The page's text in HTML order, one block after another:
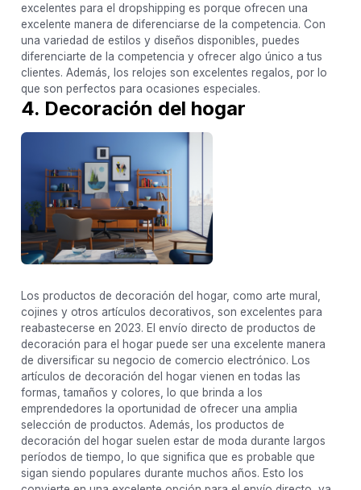
excelentes para el dropshipping es porque ofrecen una
excelente manera de diferenciarse de la competencia. Con
una variedad de estilos y diseños disponibles, puedes
diferenciarte de la competencia y ofrecer algo único a tus
clientes. Además, los relojes son excelentes regalos, por lo
que son perfectos para ocasiones especiales.
4. Decoración del hogar
Los productos de decoración del hogar, como arte mural,
cojines y otros artículos decorativos, son excelentes para
reabastecerse en 2023. El envío directo de productos de
decoración para el hogar puede ser una excelente manera
de diversificar su negocio de comercio electrónico. Los
artículos de decoración del hogar vienen en todas las
formas, tamaños y colores, lo que brinda a los
emprendedores la oportunidad de ofrecer una amplia
selección de productos. Además, los productos de
decoración del hogar suelen estar de moda durante largos
períodos de tiempo, lo que significa que es probable que
sigan siendo populares durante muchos años. Esto los